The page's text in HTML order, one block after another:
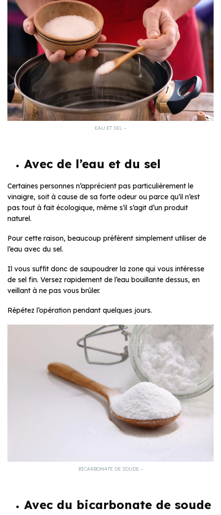
EAU ET SEL –
Avec de l’eau et du sel
Certaines personnes n’apprécient pas particulièrement le
vinaigre, soit à cause de sa forte odeur ou parce qu’il n’est
pas tout à fait écologique, même s’il s’agit d’un produit
naturel.
Pour cette raison, beaucoup préfèrent simplement utiliser de
l’eau avec du sel.
Il vous suffit donc de saupoudrer la zone qui vous intéresse
de sel fin. Versez rapidement de l’eau bouillante dessus, en
veillant à ne pas vous brûler.
Répétez l’opération pendant quelques jours.
BICARBONATE DE SOUDE –
Avec du bicarbonate de soude